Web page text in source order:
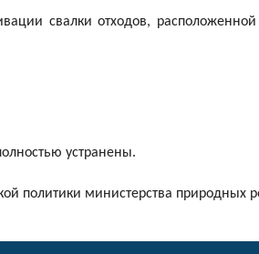
свалки отходов,
устранены.
политики министерства природных